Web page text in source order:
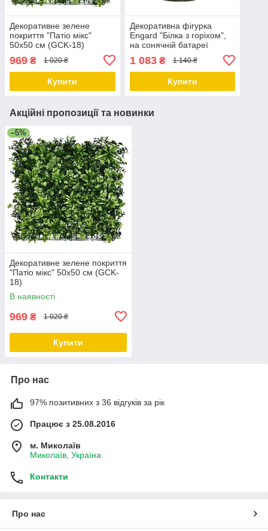
Декоративне зелене
покриття "Патіо мікс"
50х50 см (GCK-18)
969 ₴ 1 020 ₴
Купити
Декоративна фігурка
Engard "Білка з горіхом",
на сонячній батареї
фігури з полістоуну,
садово-паркові
1 083₴ 1 140 ₴
Купити
Акційні пропозиції та новинки
–5%
Декоративне зелене покриття
"Патіо мікс" 50х50 см (GCK-
18)
В наявності
969 ₴ 1 020 ₴
Купити
Про нас
97% позитивних з 36 відгуків за рік
Працює з 25.08.2016
м. Миколаїв
Миколаїв, Україна
Контакти
Про нас